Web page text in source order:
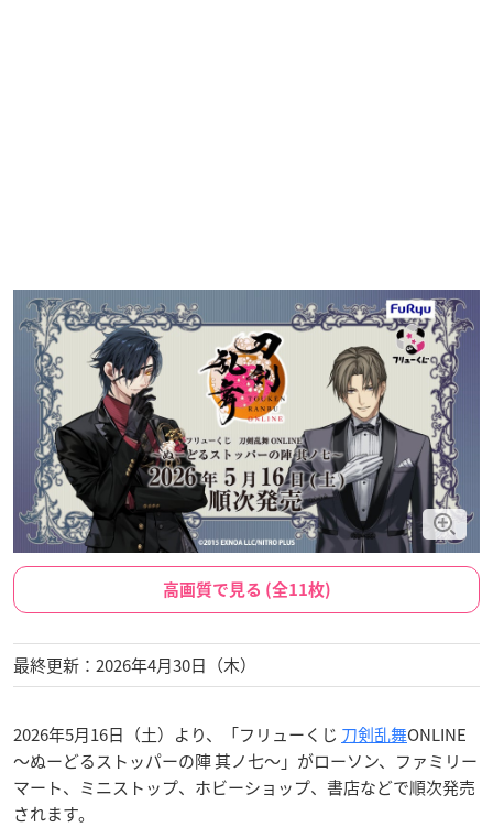
高画質で見る (全11枚)
最終更新：2026年4月30日（木）
2026年5月16日（土）より、「フリューくじ 刀剣乱舞ONLINE
～ぬーどるストッパーの陣 其ノ七～」がローソン、ファミリー
マート、ミニストップ、ホビーショップ、書店などで順次発売
されます。